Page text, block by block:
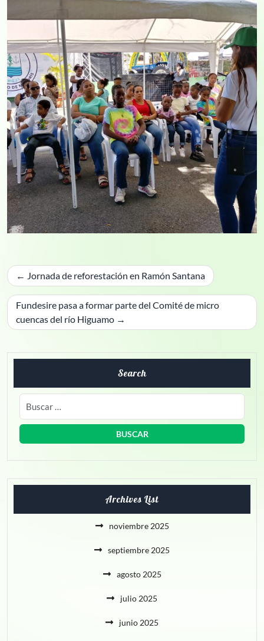
Navegación
de
entradas
Jornada de reforestación en Ramón Santana
Fundesire pasa a formar parte del Comité de micro
cuencas del río Higuamo
Search
Archives List
noviembre 2025
septiembre 2025
agosto 2025
julio 2025
junio 2025